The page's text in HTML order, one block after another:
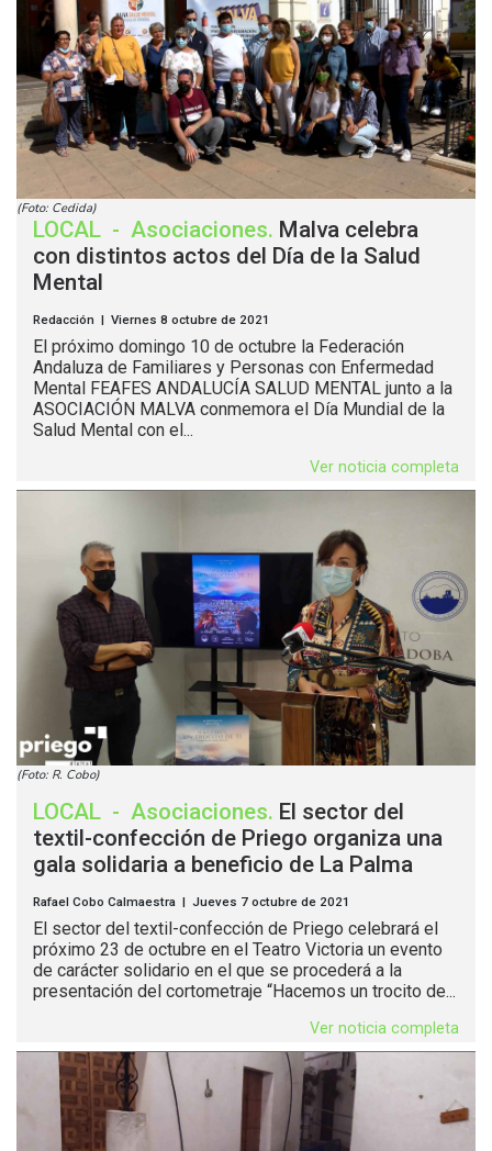
(Foto: Cedida)
LOCAL - Asociaciones. Malva celebra
con distintos actos del Día de la Salud
Mental
Redacción | Viernes 8 octubre de 2021
El próximo domingo 10 de octubre la Federación
Andaluza de Familiares y Personas con Enfermedad
Mental FEAFES ANDALUCÍA SALUD MENTAL junto a la
ASOCIACIÓN MALVA conmemora el Día Mundial de la
Salud Mental con el...
Ver noticia completa
(Foto: R. Cobo)
LOCAL - Asociaciones. El sector del
textil-confección de Priego organiza una
gala solidaria a beneficio de La Palma
Rafael Cobo Calmaestra | Jueves 7 octubre de 2021
El sector del textil-confección de Priego celebrará el
próximo 23 de octubre en el Teatro Victoria un evento
de carácter solidario en el que se procederá a la
presentación del cortometraje “Hacemos un trocito de...
Ver noticia completa